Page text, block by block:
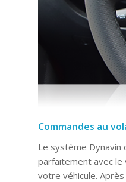
Commandes au
Le système Dynavin
parfaitement avec le
votre véhicule. Après